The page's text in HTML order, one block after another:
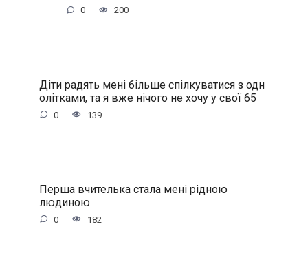
0 200
Діти радять мені більше спілкуватися з одн
олітками, та я вже нічого не хочу у свої 65
0 139
Перша вчителька стала мені рідною
людиною
0 182